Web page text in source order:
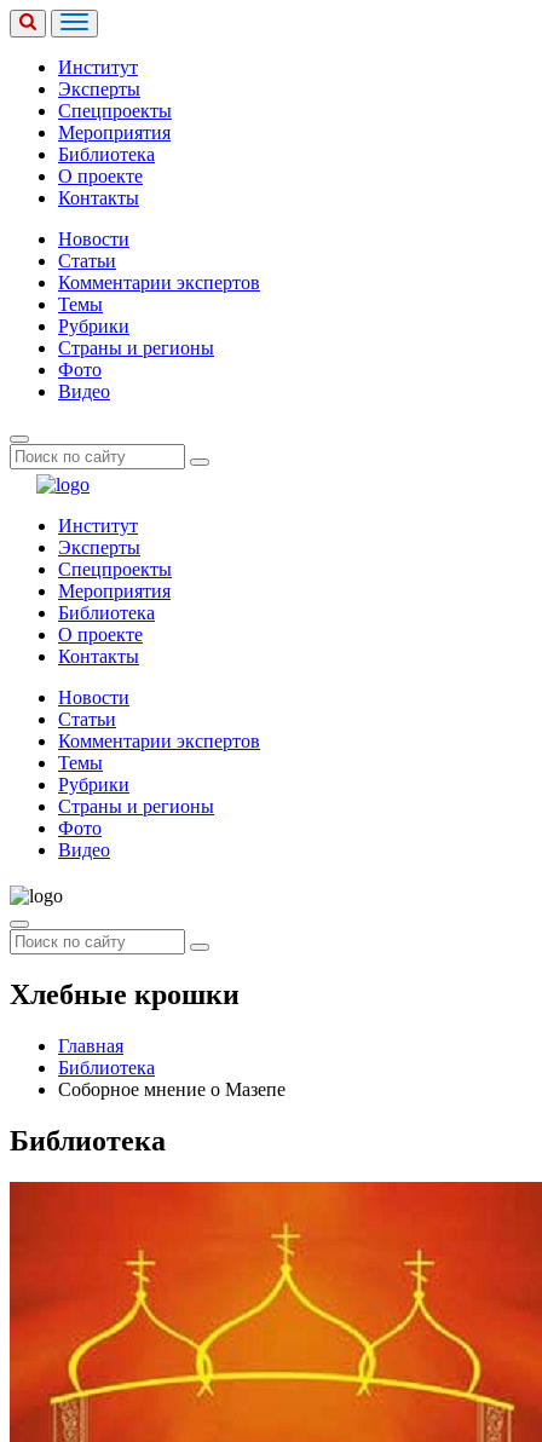
Институт
Эксперты
Спецпроекты
Мероприятия
Библиотека
О проекте
Контакты
Новости
Статьи
Комментарии экспертов
Темы
Рубрики
Страны и регионы
Фото
Видео
Институт
Эксперты
Спецпроекты
Мероприятия
Библиотека
О проекте
Контакты
Новости
Статьи
Комментарии экспертов
Темы
Рубрики
Страны и регионы
Фото
Видео
Хлебные крошки
Главная
Библиотека
Соборное мнение о Мазепе
Библиотека